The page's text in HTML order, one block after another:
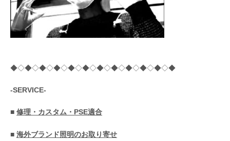
◆◇◆◇◆◇◆◇◆◇◆◇◆◇◆◇◆◇◆◇◆◇◆
-SERVICE-
■ 修理・カスタム・PSE適合
■ 海外ブランド照明のお取り寄せ